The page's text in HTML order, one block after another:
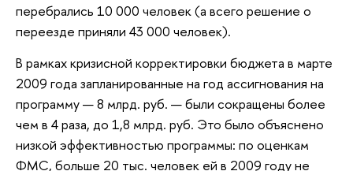
перебрались 10 000 человек (а всего решение о
переезде приняли 43 000 человек).
В рамках кризисной корректировки бюджета в марте
2009 года запланированные на год ассигнования на
программу — 8 млрд. руб. — были сокращены более
чем в 4 раза, до 1,8 млрд. руб. Это было объяснено
низкой эффективностью программы: по оценкам
ФМС, больше 20 тыс. человек ей в 2009 году не